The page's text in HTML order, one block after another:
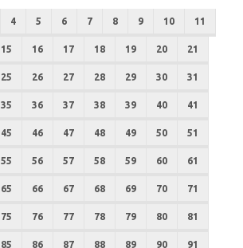
4 5 6 7 8 9 10 11
15 16 17 18 19 20 21
25 26 27 28 29 30 31
35 36 37 38 39 40 41
45 46 47 48 49 50 51
55 56 57 58 59 60 61
65 66 67 68 69 70 71
75 76 77 78 79 80 81
85 86 87 88 89 90 91